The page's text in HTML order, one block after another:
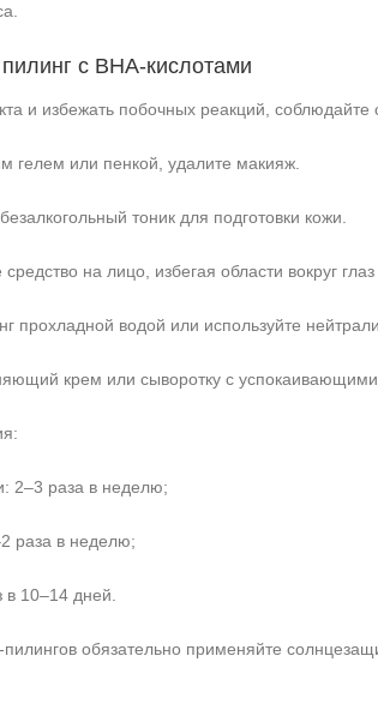
с BHA‑кислотами
и избежать побочных реакций,
гелем или пенкой, удалите макияж.
тоник для подготовки кожи.
на лицо, избегая области вокруг
прохладной водой или используйте
крем или сыворотку с
2–3 раза в неделю;
раза в неделю;
в 10–14 дней.
обязательно применяйте